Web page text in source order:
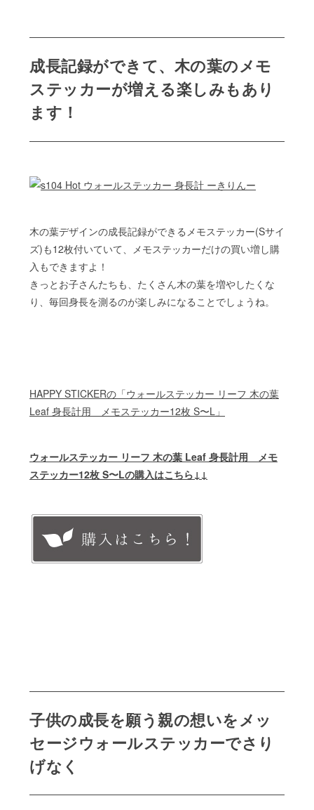
成長記録ができて、木の葉のメモ
ステッカーが増える楽しみもあり
ます！
木の葉デザインの成長記録ができるメモステッカー(Sサイ
ズ)も12枚付いていて、メモステッカーだけの買い増し購
入もできますよ！
きっとお子さんたちも、たくさん木の葉を増やしたくな
り、毎回身長を測るのが楽しみになることでしょうね。
HAPPY STICKERの「ウォールステッカー リーフ 木の葉
Leaf 身長計用 メモステッカー12枚 S〜L」
ウォールステッカー リーフ 木の葉 Leaf 身長計用 メモ
ステッカー12枚 S〜Lの購入はこちら↓↓
子供の成長を願う親の想いをメッ
セージウォールステッカーでさり
げなく